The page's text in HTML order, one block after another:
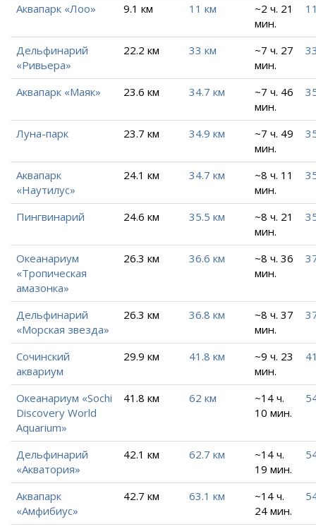
Аквапарк «Лоо» 9.1 км 11 км
~2 ч. 21
мин.
Дельфинарий
«Ривьера»
22.2 км 33 км
~7 ч. 27
мин.
Аквапарк «Маяк» 23.6 км 34.7 км
~7 ч. 46
мин.
Луна-парк 23.7 км 34.9 км
~7 ч. 49
мин.
Аквапарк
«Наутилус»
24.1 км 34.7 км
~8 ч. 11
мин.
Пингвинарий 24.6 км 35.5 км
~8 ч. 21
мин.
Океанариум
«Тропическая
амазонка»
26.3 км 36.6 км
~8 ч. 36
мин.
Дельфинарий
«Морская звезда»
26.3 км 36.8 км
~8 ч. 37
мин.
Сочинский
аквариум
29.9 км 41.8 км
~9 ч. 23
мин.
Океанариум «Sochi
Discovery World
Aquarium»
41.8 км 62 км
~14 ч.
10 мин.
Дельфинарий
«Акватория»
42.1 км 62.7 км
~14 ч.
19 мин.
Аквапарк
«Амфибиус»
42.7 км 63.1 км
~14 ч.
24 мин.